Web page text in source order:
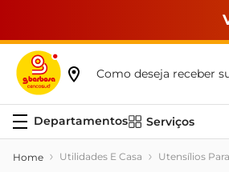
Como deseja receber
Serviços
Utilidades E Casa Utensílios